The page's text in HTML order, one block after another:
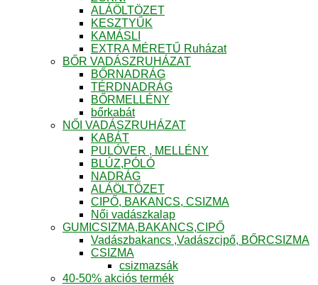
ALÁÖLTÖZET
KESZTYŰK
KAMÁSLI
EXTRA MÉRETŰ Ruházat
BŐR VADÁSZRUHÁZAT
BŐRNADRÁG
TÉRDNADRÁG
BŐRMELLÉNY
bőrkabát
NŐI VADÁSZRUHÁZAT
KABÁT
PULÓVER , MELLÉNY
BLÚZ,PÓLÓ
NADRÁG
ALÁÖLTÖZET
CIPŐ, BAKANCS, CSIZMA
Női vadászkalap
GUMICSIZMA,BAKANCS,CIPŐ
Vadászbakancs ,Vadászcipő, BŐRCSIZMA
CSIZMA
csizmazsák
40-50% akciós termék